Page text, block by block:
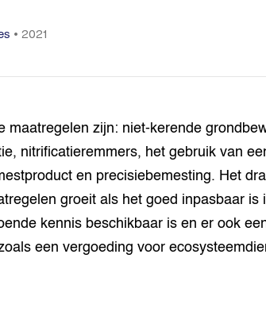
• 2021
maatregelen zijn: niet-kerende
nitrificatieremmers, het gebruik van
en precisiebemesting. Het
groeit als het goed inpasbaar is
kennis beschikbaar is en er ook
een vergoeding voor